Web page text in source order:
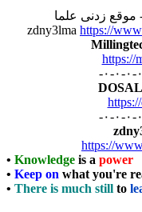
موقع زدنى علما
zdny3lma https://
https://
https://
Knowledge is a power
•
Keep on what you're
•
There is much still to
•